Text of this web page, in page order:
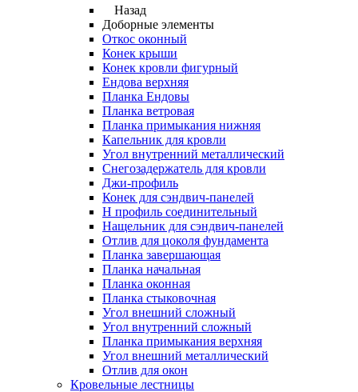
Назад
Доборные элементы
Откос оконный
Конек крыши
Конек кровли фигурный
Ендова верхняя
Планка Ендовы
Планка ветровая
Планка примыкания нижняя
Капельник для кровли
Угол внутренний металлический
Снегозадержатель для кровли
Джи-профиль
Конек для сэндвич-панелей
Н профиль соединительный
Нащельник для сэндвич-панелей
Отлив для цоколя фундамента
Планка завершающая
Планка начальная
Планка оконная
Планка стыковочная
Угол внешний сложный
Угол внутренний сложный
Планка примыкания верхняя
Угол внешний металлический
Отлив для окон
Кровельные лестницы